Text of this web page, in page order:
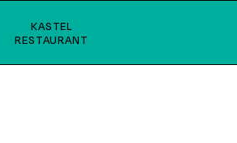
KASTEL
RESTAURANT